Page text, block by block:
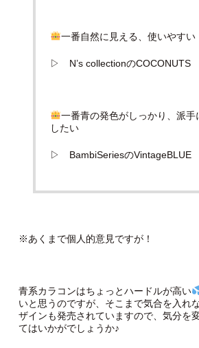
一番自然に見える、使いやすい
▷ N’s collectionのCOCONUTS
一番青の発色がしっかり、派手
したい
▷ BambiSeriesのVintageBLUE
※あくまで個人的意見ですが！
青系カラコンはちょっとハードルが高い
いと思うのですが、そこまで気合を入れ
ザインも発売されていますので、気分を
てはいかがでしょうか♪